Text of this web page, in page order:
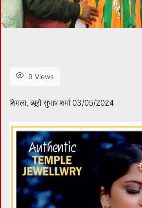
9 Views
शिमला, ब्यूरो सुभाष शर्मा 03/05/2024